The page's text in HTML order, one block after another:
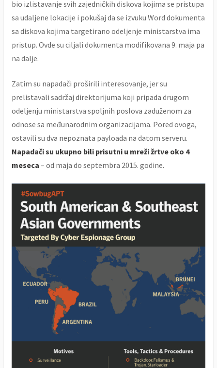
bio izlistavanje svih zajedničkih diskova kojima se pristupa
sa udaljene lokacije i pokušaj da se izvuku Word dokumenta
sa diskova kojima targetirano odeljenje ministarstva ima
pristup. Ovde su ciljali dokumenta modifikovana 9. maja pa
na dalje.
Zatim su napadači proširili interesovanje, jer su
prelistavali sadržaj direktorijuma koji pripada drugom
odeljenju ministarstva spoljnih poslova zaduženom za
odnose sa međunarodnim organizacijama. Pored ovoga,
ostavili su dva nepoznata payloada na datom serveru.
Napadači su ukupno bili prisutni u mreži žrtve oko 4
meseca – od maja do septembra 2015. godine.